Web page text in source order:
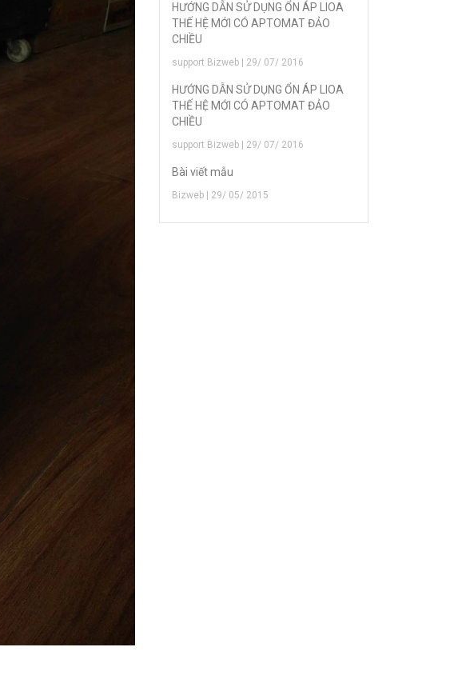
HƯỚNG DẪN SỬ DỤNG ỔN ÁP LIOA
THẾ HỆ MỚI CÓ APTOMAT ĐẢO
CHIỀU
support Bizweb | 29/ 07/ 2016
HƯỚNG DẪN SỬ DỤNG ỔN ÁP LIOA
THẾ HỆ MỚI CÓ APTOMAT ĐẢO
CHIỀU
support Bizweb | 29/ 07/ 2016
Bài viết mẫu
Bizweb | 29/ 05/ 2015